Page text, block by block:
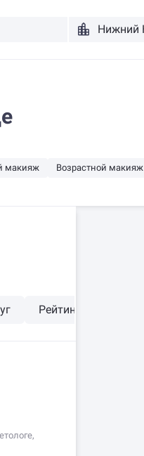
макияж Возрастной макияж
Рейтинг